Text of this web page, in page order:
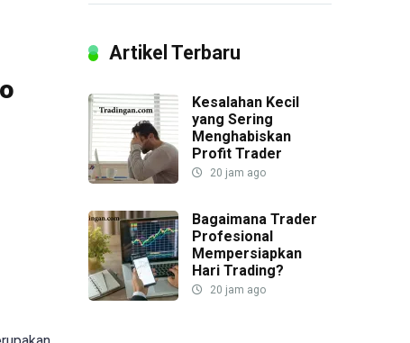
Artikel Terbaru
Kesalahan Kecil
yang Sering
Menghabiskan
Profit Trader
20 jam ago
Bagaimana Trader
Profesional
Mempersiapkan
Hari Trading?
20 jam ago